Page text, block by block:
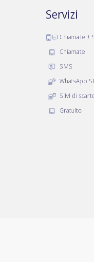
Servizi
Chiamate +
Chiamate
SMS
WhatsApp
SIM di
Gratuito